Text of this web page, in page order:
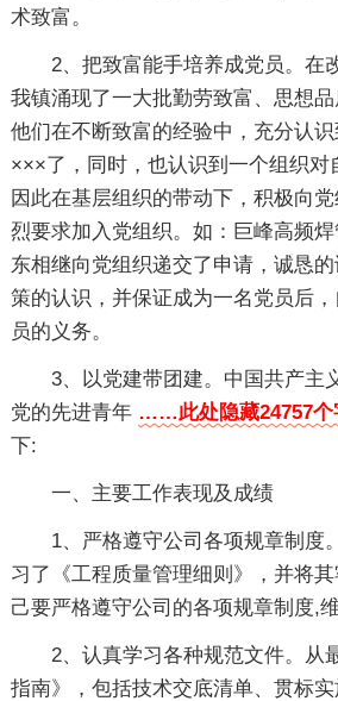
术致富。
2、把致富能手培养成党员。在
我镇涌现了一大批勤劳致富、思想品
他们在不断致富的经验中，充分认
×××了，同时，也认识到一个组织对
因此在基层组织的带动下，积极向
烈要求加入党组织。如：巨峰高频
东相继向党组织递交了申请，诚恳
策的认识，并保证成为一名党员后
员的义务。
3、以党建带团建。中国共产主
党的先进青年 ……此处隐藏24757
下:
一、主要工作表现及成绩
1、严格遵守公司各项规章制度
习了《工程质量管理细则》，并将
己要严格遵守公司的各项规章制度,
2、认真学习各种规范文件。从
指南》，包括技术交底清单、贯标